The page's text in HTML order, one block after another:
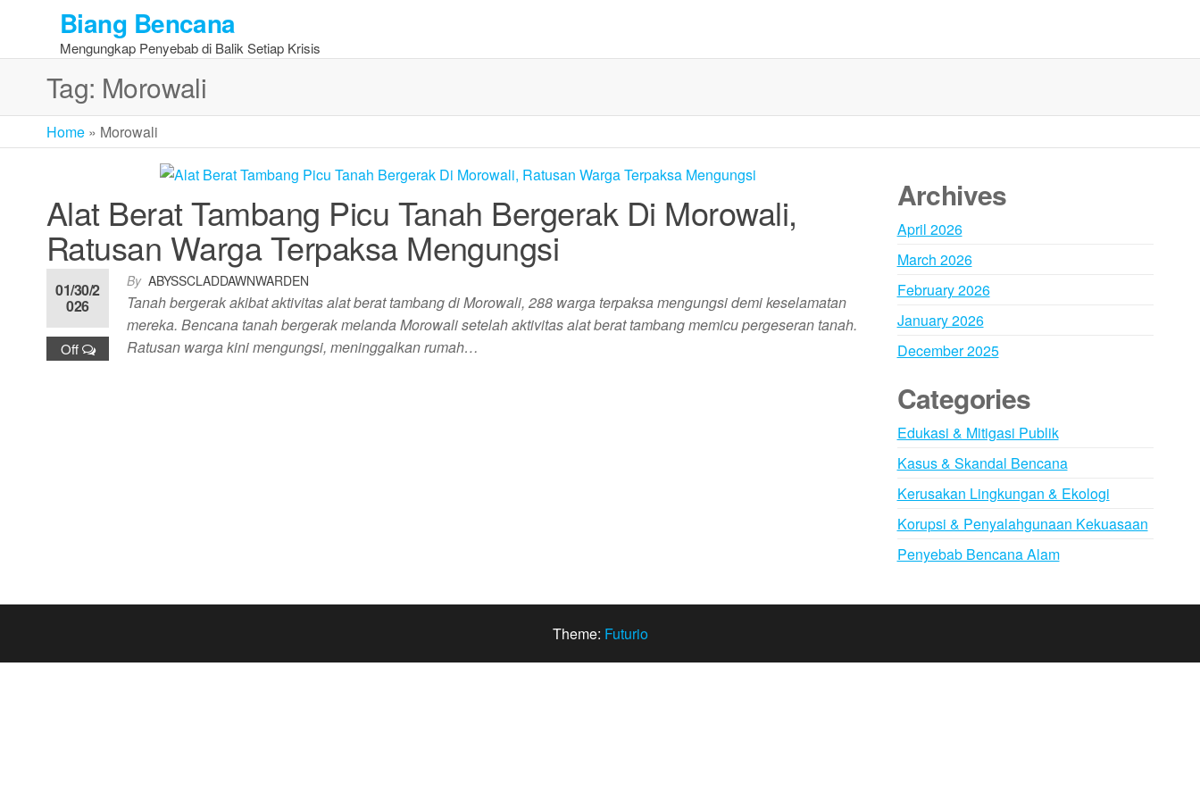
the
Biang Bencana
Mengungkap Penyebab di Balik Setiap Krisis
Tag: Morowali
Home » Morowali
Alat Berat Tambang Picu Tanah Bergerak Di Morowali,
Ratusan Warga Terpaksa Mengungsi
By ABYSSCLADDAWNWARDEN
01/30/2
026
Off
Tanah bergerak akibat aktivitas alat berat tambang di Morowali, 288 warga terpaksa mengungsi demi keselamatan
mereka. Bencana tanah bergerak melanda Morowali setelah aktivitas alat berat tambang memicu pergeseran tanah.
Ratusan warga kini mengungsi, meninggalkan rumah…
Archives
April 2026
March 2026
February 2026
January 2026
December 2025
Categories
Edukasi & Mitigasi Publik
Kasus & Skandal Bencana
Kerusakan Lingkungan & Ekologi
Korupsi & Penyalahgunaan Kekuasaan
Penyebab Bencana Alam
Theme: Futurio